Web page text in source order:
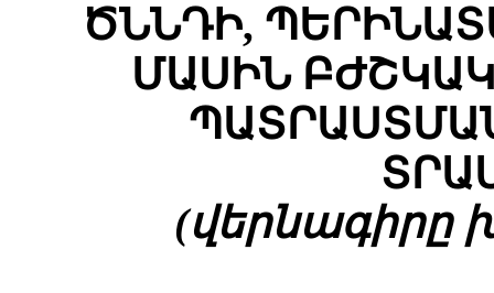
ԾՆՆԴԻ,
ՄԱՍԻՆ
(վերնագիրը